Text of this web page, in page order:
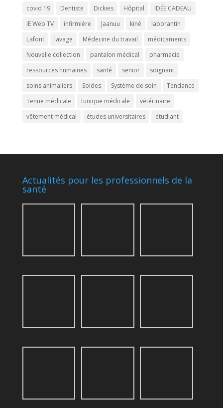
covid 19 Dentiste Dickies Hôpital
IDÉE CADEAU
IE Web TV
infirmière Jaanuu kiné
laborantin
Lafont
lavage Médecine du travail
médicaments
Nouvelle collection
pantalon médical
pharmacie
ressources humaines
santé senior
soignant
soins animaliers
Soldes Système de soin
Tendance
Tenue médicale
tunique médicale
vétérinaire
vêtement médical
études universitaires étudiant
Actualités pour les professionnels de la
santé